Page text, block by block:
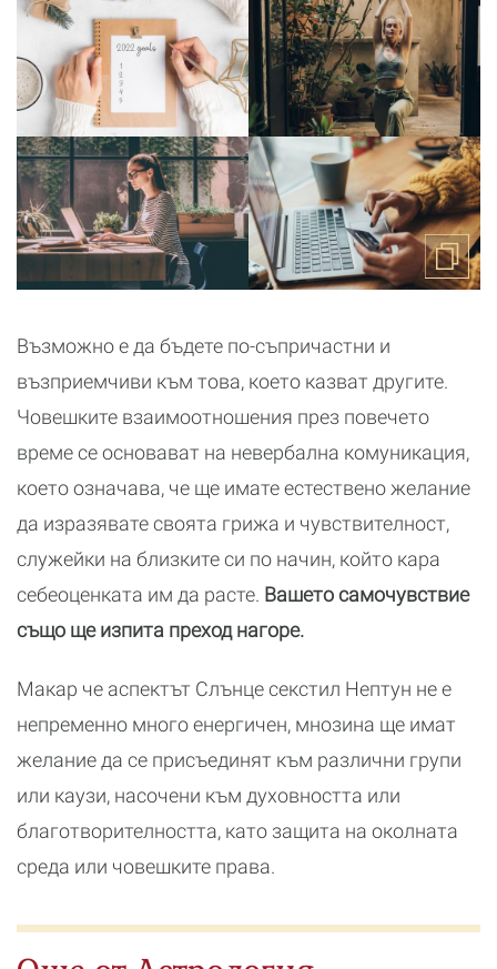
Възможно е да бъдете по-съпричастни и
възприемчиви към това, което казват другите.
Човешките взаимоотношения през повечето
време се основават на невербална комуникация,
което означава, че ще имате естествено желание
да изразявате своята грижа и чувствителност,
служейки на близките си по начин, който кара
себеоценката им да расте. Вашето самочувствие
също ще изпита преход нагоре.
Макар че аспектът Слънце секстил Нептун не е
непременно много енергичен, мнозина ще имат
желание да се присъединят към различни групи
или каузи, насочени към духовността или
благотворителността, като защита на околната
среда или човешките права.